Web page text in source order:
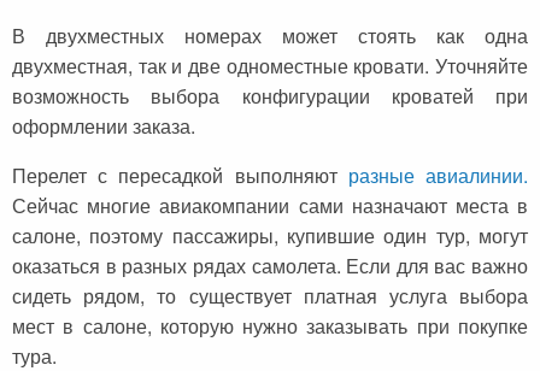
В двухместных номерах может стоять как одна
двухместная, так и две одноместные кровати. Уточняйте
возможность выбора конфигурации кроватей при
оформлении заказа.
Перелет с пересадкой выполняют разные авиалинии.
Сейчас многие авиакомпании сами назначают места в
салоне, поэтому пассажиры, купившие один тур, могут
оказаться в разных рядах самолета. Если для вас важно
сидеть рядом, то существует платная услуга выбора
мест в салоне, которую нужно заказывать при покупке
тура.